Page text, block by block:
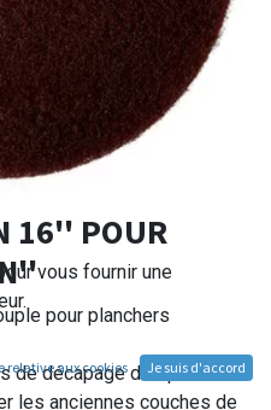
16'' POUR
pour planchers
de décapage des planchers
les anciennes couches de
vous fournir une
relative aux cookies Je suis d'accord